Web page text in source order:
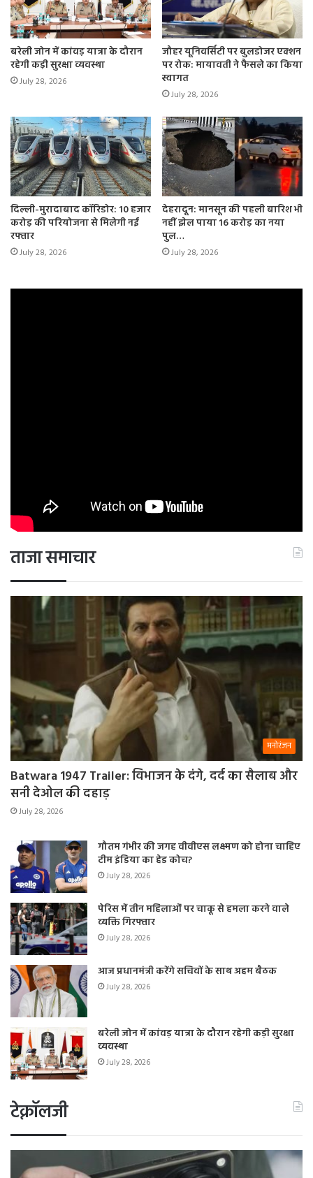
बरेली जोन में कांवड़ यात्रा के दौरान
रहेगी कड़ी सुरक्षा व्यवस्था
July 28, 2026
जौहर यूनिवर्सिटी पर बुलडोजर एक्शन
पर रोक: मायावती ने फैसले का किया
स्वागत
July 28, 2026
दिल्ली-मुरादाबाद कॉरिडोर: 10 हजार
करोड़ की परियोजना से मिलेगी नई
रफ्तार
July 28, 2026
देहरादून: मानसून की पहली बारिश भी
नहीं झेल पाया 16 करोड़ का नया
पुल…
July 28, 2026
ताजा समाचार
मनोरंजन
Batwara 1947 Trailer: विभाजन के दंगे, दर्द का सैलाब और
सनी देओल की दहाड़
July 28, 2026
गौतम गंभीर की जगह वीवीएस लक्ष्मण को होना चाहिए
टीम इंडिया का हेड कोच?
July 28, 2026
पेरिस में तीन महिलाओं पर चाकू से हमला करने वाले
व्यक्ति गिरफ्तार
July 28, 2026
आज प्रधानमंत्री करेंगे सचिवों के साथ अहम बैठक
July 28, 2026
बरेली जोन में कांवड़ यात्रा के दौरान रहेगी कड़ी सुरक्षा
व्यवस्था
July 28, 2026
टेक्नॉलजी